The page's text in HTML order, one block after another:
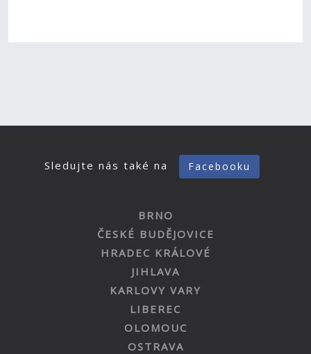
Sledujte nás také na Facebooku
BRNO
ČESKÉ BUDĚJOVICE
HRADEC KRÁLOVÉ
JIHLAVA
KARLOVY VARY
LIBEREC
OLOMOUC
OSTRAVA